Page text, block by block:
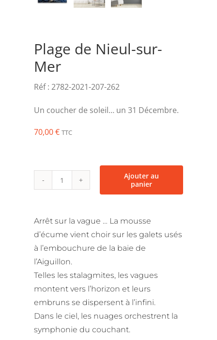
Plage de Nieul-sur-
Mer
Réf :2782-2021-207-262
Un coucher de soleil… un 31 Décembre.
70,00€ TTC
quantité
de
Nieul-
sur-
Mer
Ajouter au
panier
Arrêt sur la vague … La mousse
d’écume vient choir sur les galets usés
à l’embouchure de la baie de
l’Aiguillon.
Telles les stalagmites, les vagues
montent vers l’horizon et leurs
embruns se dispersent à l’infini.
Dans le ciel, les nuages orchestrent la
symphonie du couchant.